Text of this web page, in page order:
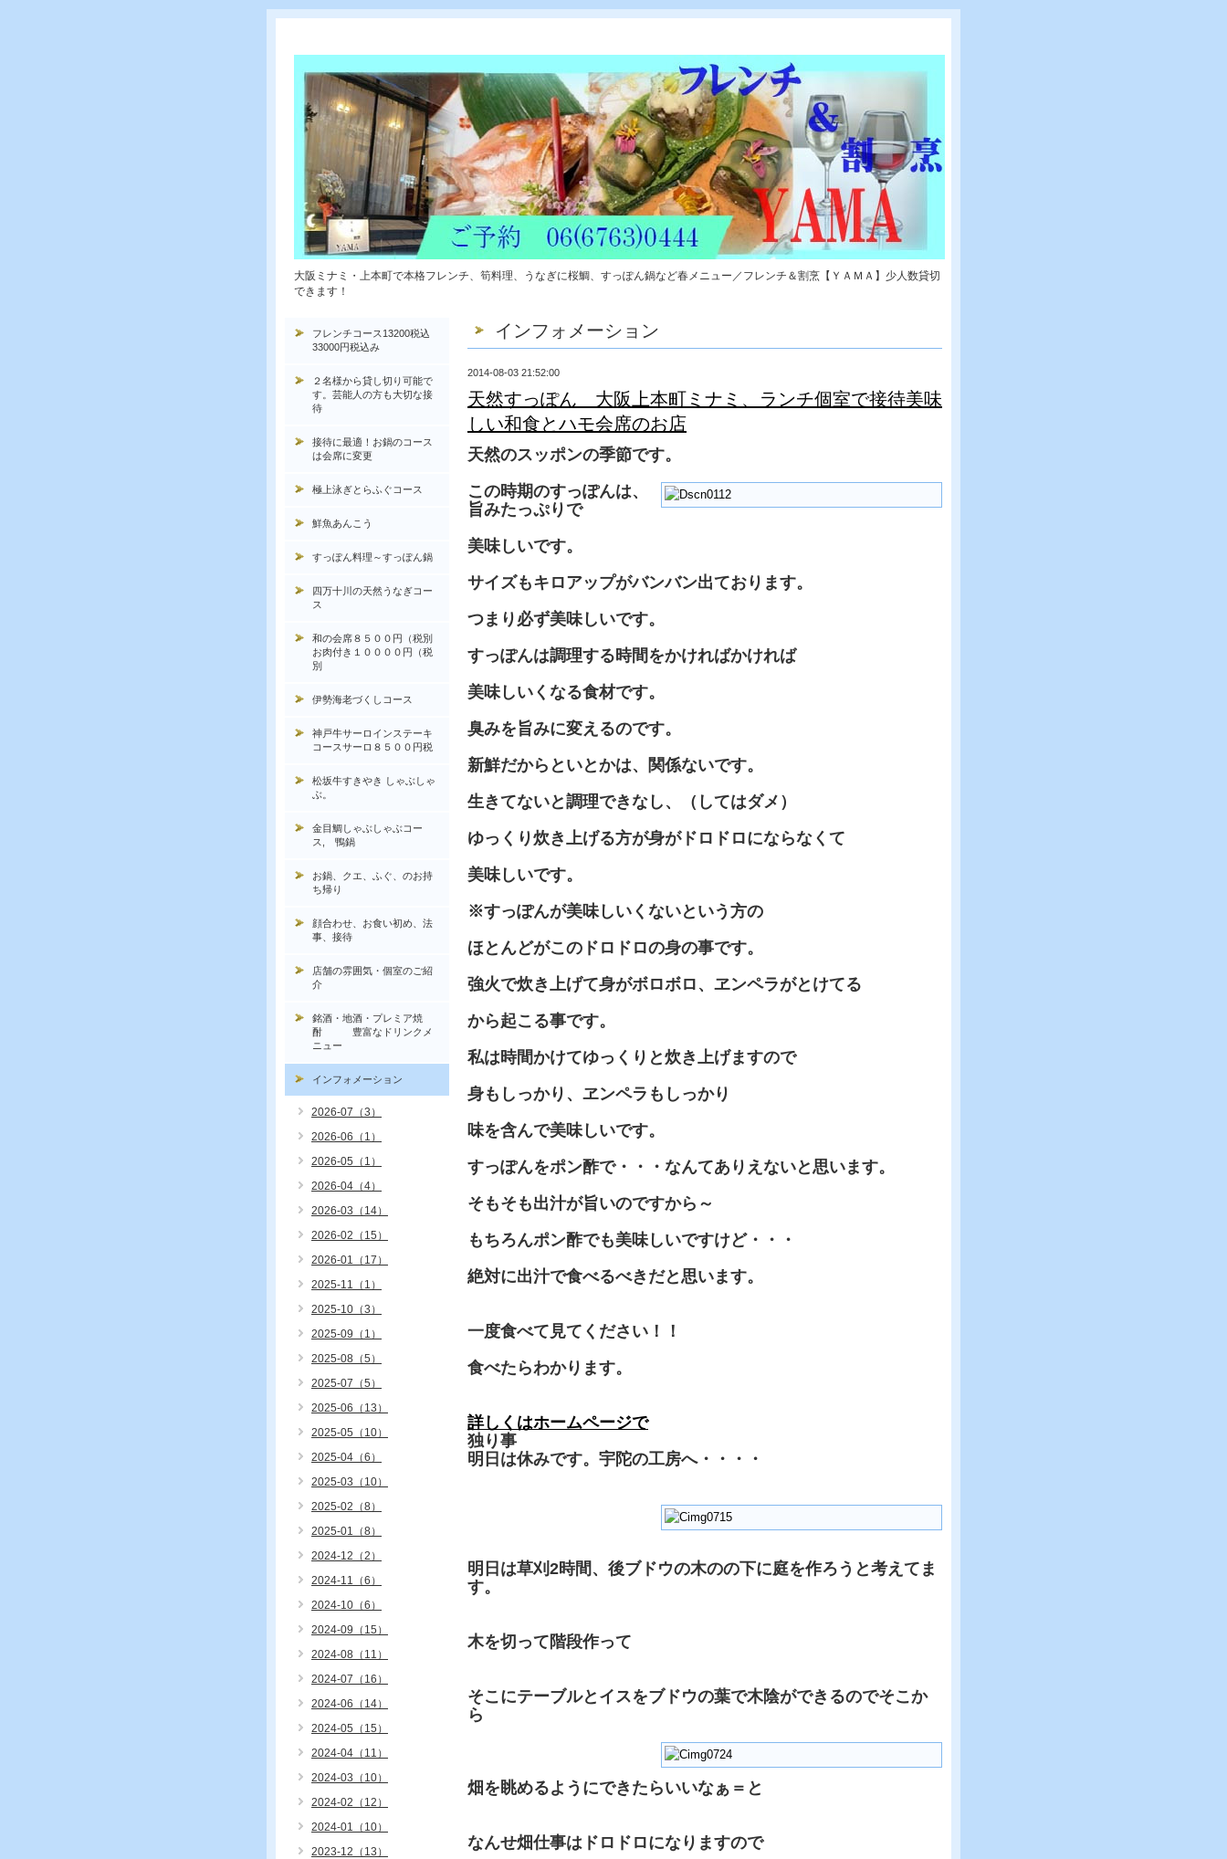
大阪ミナミ・上本町で本格フレンチ、筍料理、うなぎに桜鯛、すっぽん鍋など春メニュー／フレンチ＆割烹【ＹＡＭＡ】少人数貸切
できます！
インフォメーション
2014-08-03 21:52:00
天然すっぽん 大阪上本町ミナミ、ランチ個室で接待美味
しい和食とハモ会席のお店
天然のスッポンの季節です。
この時期のすっぽんは、
旨みたっぷりで
美味しいです。
サイズもキロアップがバンバン出ております。
つまり必ず美味しいです。
すっぽんは調理する時間をかければかければ
美味しいくなる食材です。
臭みを旨みに変えるのです。
新鮮だからといとかは、関係ないです。
生きてないと調理できなし、（してはダメ）
ゆっくり炊き上げる方が身がドロドロにならなくて
美味しいです。
※すっぽんが美味しいくないという方の
ほとんどがこのドロドロの身の事です。
強火で炊き上げて身がボロボロ、ヱンペラがとけてる
から起こる事です。
私は時間かけてゆっくりと炊き上げますので
身もしっかり、ヱンペラもしっかり
味を含んで美味しいです。
すっぽんをポン酢で・・・なんてありえないと思います。
そもそも出汁が旨いのですから～
もちろんポン酢でも美味しいですけど・・・
絶対に出汁で食べるべきだと思います。
一度食べて見てください！！
食べたらわかります。
詳しくはホームページで
独り事
明日は休みです。宇陀の工房へ・・・・
明日は草刈2時間、後ブドウの木のの下に庭を作ろうと考えてま
す。
木を切って階段作って
そこにテーブルとイスをブドウの葉で木陰ができるのでそこか
ら
畑を眺めるようにできたらいいなぁ＝と
なんせ畑仕事はドロドロになりますので
フレンチコース13200税込
33000円税込み
２名様から貸し切り可能で
す。芸能人の方も大切な接
待
接待に最適！お鍋のコース
は会席に変更
極上泳ぎとらふぐコース
鮮魚あんこう
すっぽん料理～すっぽん鍋
四万十川の天然うなぎコー
ス
和の会席８５００円（税別
お肉付き１００００円（税
別
伊勢海老づくしコース
神戸牛サーロインステーキ
コースサーロ８５００円税
松坂牛すきやき しゃぶしゃ
ぶ。
金目鯛しゃぶしゃぶコー
ス, 鴨鍋
お鍋、クエ、ふぐ、のお持
ち帰り
顔合わせ、お食い初め、法
事、接待
店舗の雰囲気・個室のご紹
介
銘酒・地酒・プレミア焼
酎 豊富なドリンクメ
ニュー
インフォメーション
2026-07（3）
2026-06（1）
2026-05（1）
2026-04（4）
2026-03（14）
2026-02（15）
2026-01（17）
2025-11（1）
2025-10（3）
2025-09（1）
2025-08（5）
2025-07（5）
2025-06（13）
2025-05（10）
2025-04（6）
2025-03（10）
2025-02（8）
2025-01（8）
2024-12（2）
2024-11（6）
2024-10（6）
2024-09（15）
2024-08（11）
2024-07（16）
2024-06（14）
2024-05（15）
2024-04（11）
2024-03（10）
2024-02（12）
2024-01（10）
2023-12（13）